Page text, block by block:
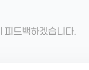
피드백하겠습니다.